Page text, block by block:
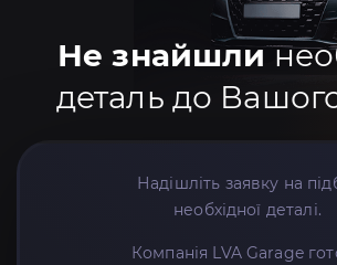
Не знайшли
деталь до
Надішліть заявку на
необхідної деталі.
Компанія LVA Garage